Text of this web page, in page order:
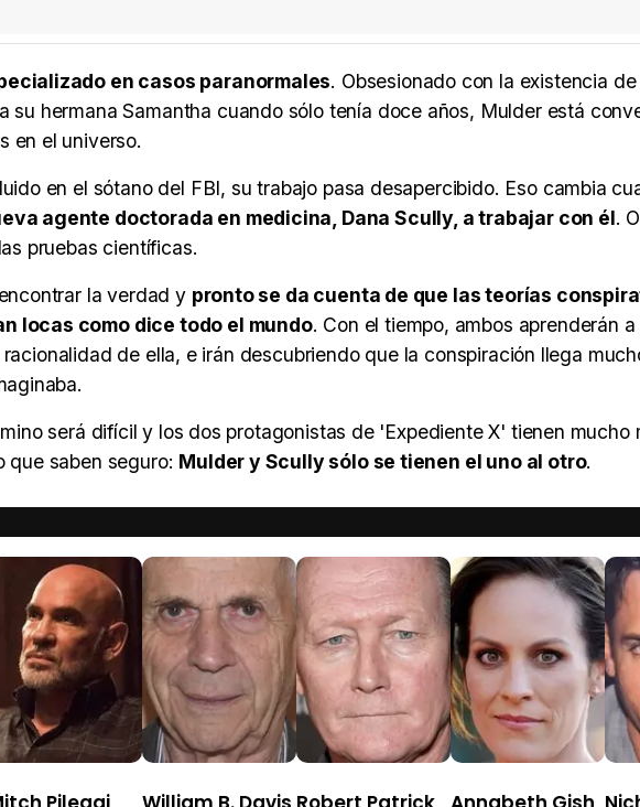
en casos paranormales. Obsesionado con la existencia de
su hermana Samantha cuando sólo tenía doce años, Mulder está
en el universo.
en el sótano del FBI, su trabajo pasa desapercibido. Eso cambia
agente doctorada en medicina, Dana Scully, a trabajar con él.
pruebas científicas.
la verdad y pronto se da cuenta de que las teorías
locas como dice todo el mundo. Con el tiempo, ambos aprenderán
de ella, e irán descubriendo que la conspiración llega
será difícil y los dos protagonistas de 'Expediente X' tienen mucho
que saben seguro: Mulder y Scully sólo se tienen el uno al otro.